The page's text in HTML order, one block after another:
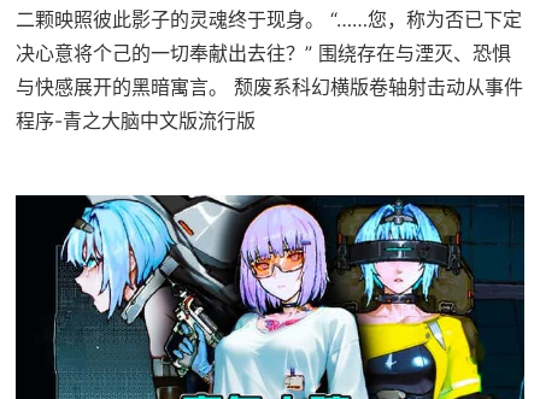
二颗映照彼此影子的灵魂终于现身。 “……您，称为否已下定
决心意将个己的一切奉献出去往？” 围绕存在与湮灭、恐惧
与快感展开的黑暗寓言。 颓废系科幻横版卷轴射击动从事件
程序-青之大脑中文版流行版